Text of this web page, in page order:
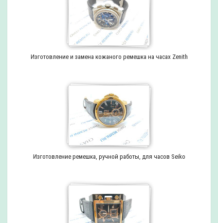
Изготовление и замена кожаного ремешка на часах Zenith
Изготовление ремешка, ручной работы, для часов Seiko